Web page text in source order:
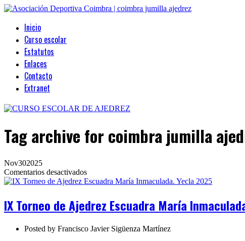
Inicio
Curso escolar
Estatutos
Enlaces
Contacto
Extranet
Tag archive for coimbra jumilla
Nov302025
Comentarios desactivadosen
IX
Ajedrez
María
Inmaculada.
IX Torneo de Ajedrez Escuadra María
Posted by Francisco Javier Sigüenza Martínez